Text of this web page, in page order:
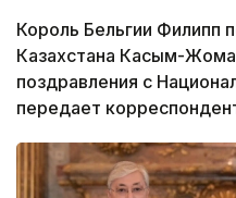
Король Бельгии Филипп
Казахстана Касым-
поздравления с
передает